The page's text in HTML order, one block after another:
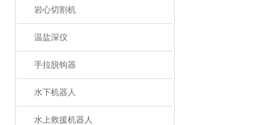
岩心切割机
温盐深仪
手拉脱钩器
水下机器人
水上救援机器人